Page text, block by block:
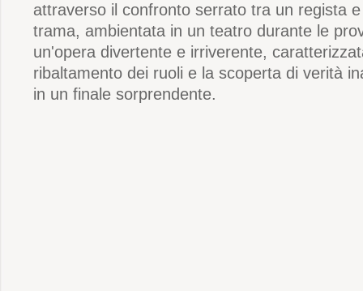
attraverso il confronto serrato tra un regista
trama, ambientata in un teatro durante le
un'opera divertente e irriverente,
ribaltamento dei ruoli e la scoperta di verità
in un finale sorprendente.